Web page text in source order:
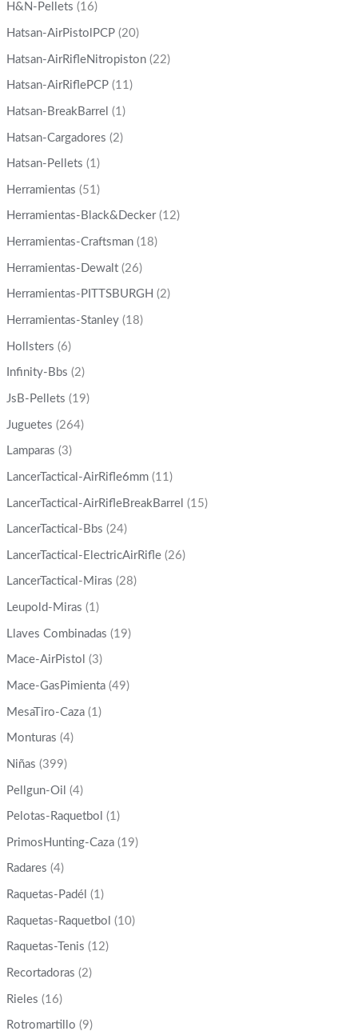
H&N-Pellets (16)
Hatsan-AirPistolPCP (20)
Hatsan-AirRifleNitropiston (22)
Hatsan-AirRiflePCP (11)
Hatsan-BreakBarrel (1)
Hatsan-Cargadores (2)
Hatsan-Pellets (1)
Herramientas (51)
Herramientas-Black&Decker (12)
Herramientas-Craftsman (18)
Herramientas-Dewalt (26)
Herramientas-PITTSBURGH (2)
Herramientas-Stanley (18)
Hollsters (6)
Infinity-Bbs (2)
JsB-Pellets (19)
Juguetes (264)
Lamparas (3)
LancerTactical-AirRifle6mm (11)
LancerTactical-AirRifleBreakBarrel (15)
LancerTactical-Bbs (24)
LancerTactical-ElectricAirRifle (26)
LancerTactical-Miras (28)
Leupold-Miras (1)
Llaves Combinadas (19)
Mace-AirPistol (3)
Mace-GasPimienta (49)
MesaTiro-Caza (1)
Monturas (4)
Niñas (399)
Pellgun-Oil (4)
Pelotas-Raquetbol (1)
PrimosHunting-Caza (19)
Radares (4)
Raquetas-Padél (1)
Raquetas-Raquetbol (10)
Raquetas-Tenis (12)
Recortadoras (2)
Rieles (16)
Rotromartillo (9)